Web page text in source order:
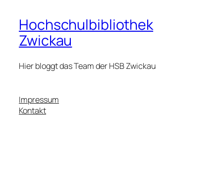
Hochschulbibliothek
Zwickau
Hier bloggt das Team der HSB Zwickau
Impressum
Kontakt